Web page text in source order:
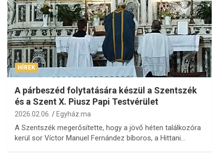
HÍREK
A párbeszéd folytatására készül a Szentszék
és a Szent X. Piusz Papi Testvérület
2026.02.06. Egyház.ma
A Szentszék megerősítette, hogy a jövő héten találkozóra
kerül sor Víctor Manuel Fernández bíboros, a Hittani…